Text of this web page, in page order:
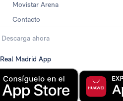
Movistar Arena
Contacto
Descarga ahora
Real Madrid App